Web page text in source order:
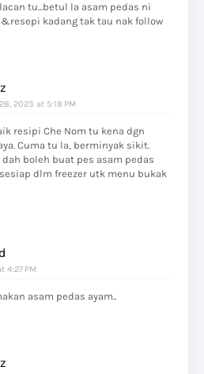
tu...betul la asam pedas ni
kadang tak tau nak follow
2023 at 5:18 PM
resipi Che Nom tu kena dgn
Cuma tu la, berminyak sikit.
dah boleh buat pes asam pedas
dlm freezer utk menu bukak
4:27 PM
asam pedas ayam..